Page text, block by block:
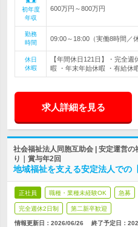
初年度
年収
600万円～800万円
勤務
時間
09:00～18:00（実働8時間／
休日
休暇
【年間休日121日】・完全
暇 ・年末年始休暇 ・有給休
求人詳細を見る
社会福祉法人同胞互助会 | 安定運営
り｜賞与年2回
地域福祉を支える安定法人での
正社員 職種・業種未経験OK 急募
完全週休2日制 第二新卒歓迎
情報更新日：2026/06/26 終了予定日：